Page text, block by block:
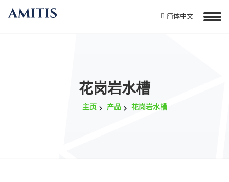
简体中文
花岗岩水槽
主页 产品 花岗岩水槽